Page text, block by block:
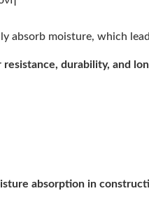
absorb moisture, which
resistance, durability, and
absorption in